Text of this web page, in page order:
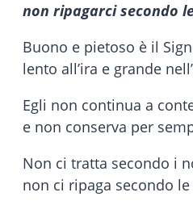
non ripagarci secondo
Buono e pietoso è il
lento all’ira e grande
Egli non continua a
e non conserva per
Non ci tratta secondo i
non ci ripaga secondo